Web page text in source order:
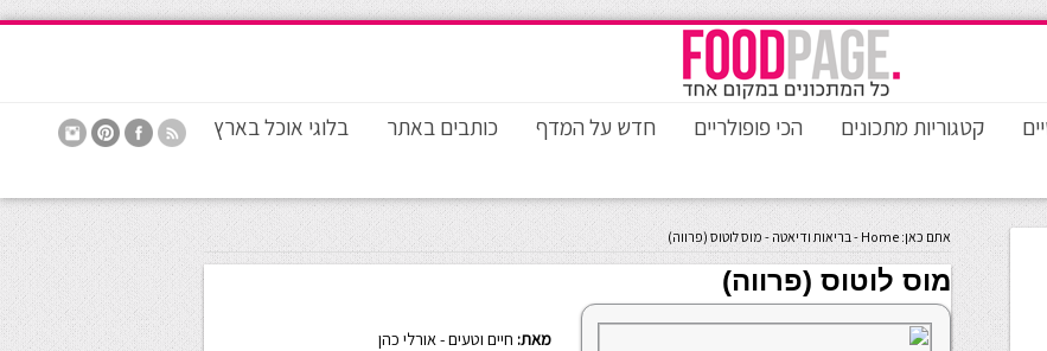
קטגוריות מתכונים הכי פופולריים חדש על המדף כותבים באתר בלוגי אוכל בארץ
אתם כאן: Home
-בריאות ודיאטה - מוס לוטוס (פרווה)
מוס לוטוס (פרווה)
מאת: חיים וטעים - אורלי כהן